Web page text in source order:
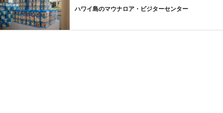
ハワイ島のマウナロア・ビジターセンター